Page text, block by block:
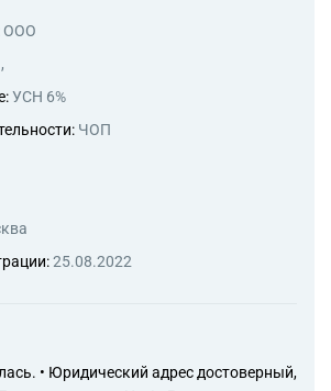
ООО
УСН 6%
ЧОП
25.08.2022
• Юридический адрес достоверный,